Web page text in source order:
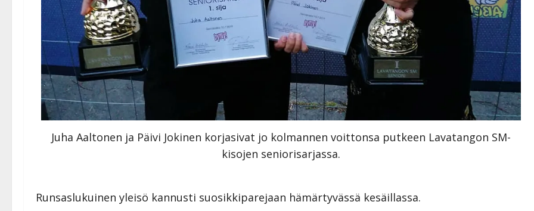
Juha Aaltonen ja Päivi Jokinen korjasivat jo kolmannen voittonsa putkeen Lavatangon SM-
kisojen seniorisarjassa.
Runsaslukuinen yleisö kannusti suosikkiparejaan hämärtyvässä kesäillassa.